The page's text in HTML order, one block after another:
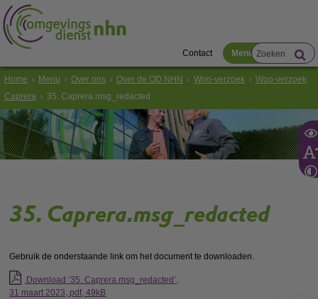
Contact Menu
Home Menu Over ons Over de OD NHN Woo-verzoek
Woo-verzoek
Caprera
35. Caprera.msg_redacted
35. Caprera.msg_redacted
Gebruik de onderstaande link om het document te downloaden.
Download ‘35. Caprera.msg_redacted’,
31 maart 2023, pdf, 49kB